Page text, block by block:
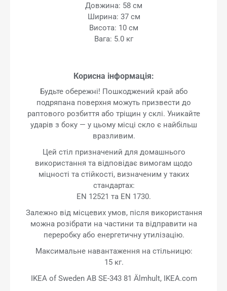
Довжина: 58 см
Ширина: 37 см
Висота: 10 см
Вага: 5.0 кг
Корисна інформація:
Будьте обережні! Пошкоджений край або
подряпана поверхня можуть призвести до
раптового розбиття або тріщин у склі. Уникайте
ударів з боку — у цьому місці скло є найбільш
вразливим.
Цей стіл призначений для домашнього
використання та відповідає вимогам щодо
міцності та стійкості, визначеним у таких
стандартах:
EN 12521 та EN 1730.
Залежно від місцевих умов, після використання
можна розібрати на частини та відправити на
переробку або енергетичну утилізацію.
Максимальне навантаження на стільницю:
15 кг.
IKEA of Sweden AB SE-343 81 Älmhult, IKEA.com